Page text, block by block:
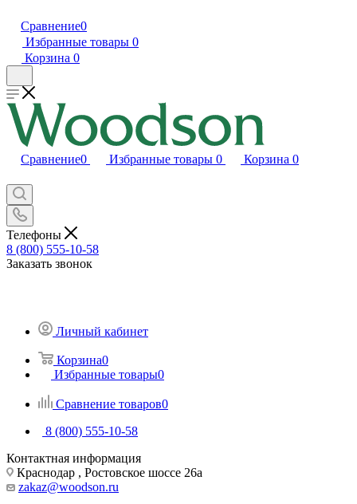
Сравнение0
Избранные товары 0
Корзина 0
Сравнение0 Избранные товары 0 Корзина 0
Телефоны
8 (800) 555-10-58
Заказать звонок
Личный кабинет
Корзина0
Избранные товары0
Сравнение товаров0
8 (800) 555-10-58
Контактная информация
Краснодар , Ростовское шоссе 26а
zakaz@woodson.ru